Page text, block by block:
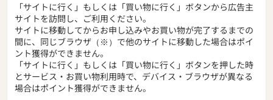
「サイトに行く」もしくは「買い物に行く」ボタンから広告主
サイトを訪問し、ご利用ください。
サイトに移動してからお申し込みやお買い物が完了するまでの
間に、同じブラウザ（※）で他のサイトに移動した場合はポイ
ント獲得ができません。
「サイトに行く」もしくは「買い物に行く」ボタンを押した時
とサービス・お買い物利用時で、デバイス・ブラウザが異なる
場合はポイント獲得ができません。